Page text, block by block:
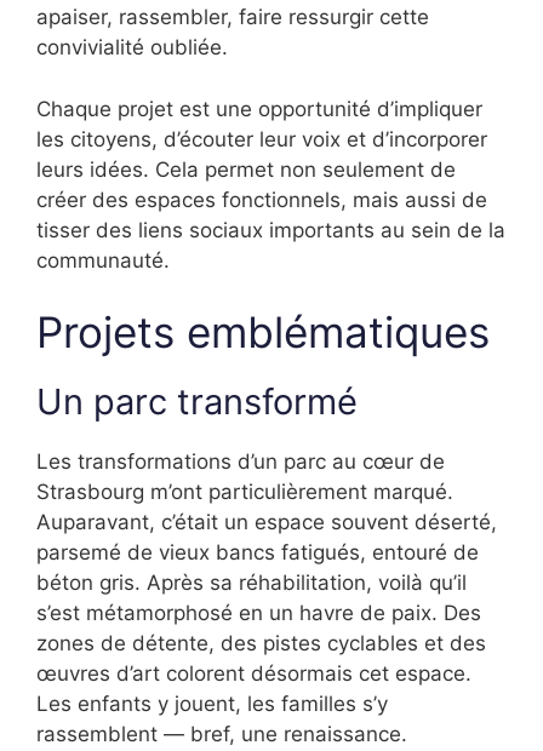
apaiser, rassembler, faire ressurgir cette
convivialité oubliée.
Chaque projet est une opportunité d’impliquer
les citoyens, d’écouter leur voix et d’incorporer
leurs idées. Cela permet non seulement de
créer des espaces fonctionnels, mais aussi de
tisser des liens sociaux importants au sein de la
communauté.
Projets emblématiques
Un parc transformé
Les transformations d’un parc au cœur de
Strasbourg m’ont particulièrement marqué.
Auparavant, c’était un espace souvent déserté,
parsemé de vieux bancs fatigués, entouré de
béton gris. Après sa réhabilitation, voilà qu’il
s’est métamorphosé en un havre de paix. Des
zones de détente, des pistes cyclables et des
œuvres d’art colorent désormais cet espace.
Les enfants y jouent, les familles s’y
rassemblent — bref, une renaissance.